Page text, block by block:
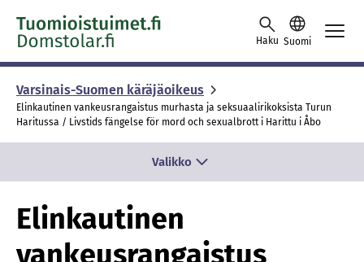
Skip to content -saavutettavuusohje
Haku Suomi
Varsinais-Suomen käräjäoikeus
Elinkautinen vankeusrangaistus murhasta ja seksuaalirikoksista Turun
Haritussa / Livstids fängelse för mord och sexualbrott i Harittu i Åbo
Valikko
Elinkautinen
vankeusrangaistus